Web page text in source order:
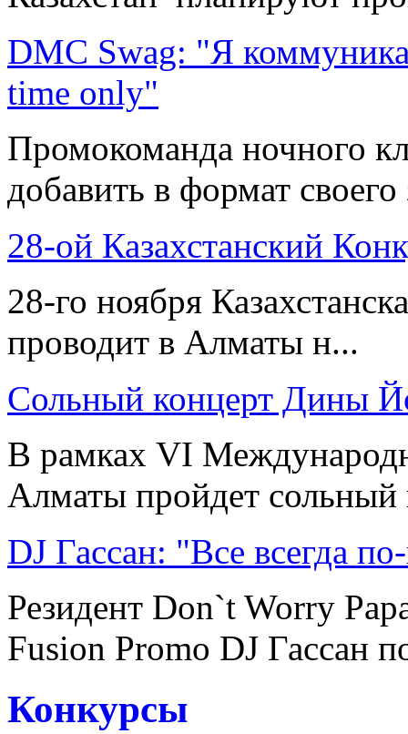
DMC Swag: "Я
time only"
Промокоманда ночного
добавить в формат своего
28-ой Казахстанский
28-го ноября
проводит в Алматы н...
Сольный концерт Дины
В рамках VI
Алматы пройдет сольный
DJ Гассан: "Все всегда
Резидент Don`t Worry
Fusion Promo DJ Гассан
Конкурсы